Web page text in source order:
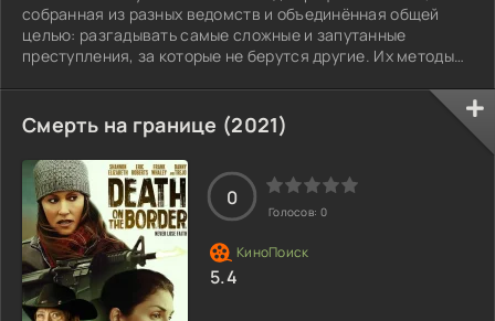
собранная из разных ведомств и объединённая общей
целью: разгадывать самые сложные и запутанные
преступления, за которые не берутся другие. Их методы
случай становится испытанием не только для их навыков,
но и для личных убеждений. В составе группы — лучшие
специалисты в своих областях. Судебно-медицинский
эксперт, способный по мельчайшей детали восстановить
картину преступления. Криминалист,
Смерть на границе (2021)
0
Голосов: 0
5.4